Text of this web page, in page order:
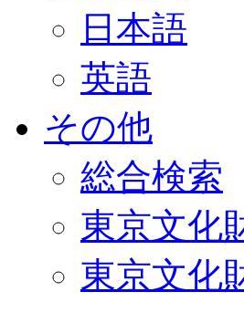
日本語
英語
その他
総合検索
東京文化
東京文化